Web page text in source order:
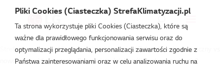
Strefa Klimatyzacji /Baza Wiedzy/Artykuły/Zabytek architektoniczny vs
nowoczesna klimatyzacja. Dwa światy (nie)możliwe do pogodzenia?
Pliki Cookies (Ciasteczka) StrefaKlimatyzacji.pl
Ta strona wykorzystuje pliki Cookies (Ciasteczka), które są
ważne dla prawidłowego funkcjonowania serwisu oraz do
optymalizacji przeglądania, personalizacji zawartości zgodnie z
Państwa zainteresowaniami oraz w celu analizowania ruchu na